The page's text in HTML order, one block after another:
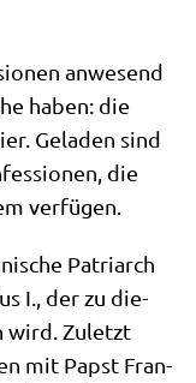
anwe­send
haben: die
Gela­den sind
die
verfügen.
Patri­arch
I., der zu die­
wird. Zuletzt
mit Papst Fran­